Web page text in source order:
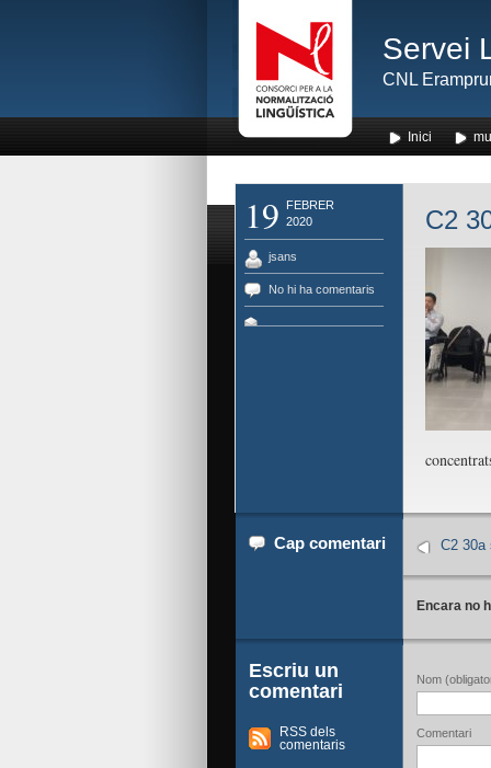
Servei
CNL
Inici
19
FEBRER
2020
jsans
No hi ha comentaris
C2
Cap comentari C2 30a
Encara no
Escriu un
comentari
RSS dels
comentaris
Nom
Comentari